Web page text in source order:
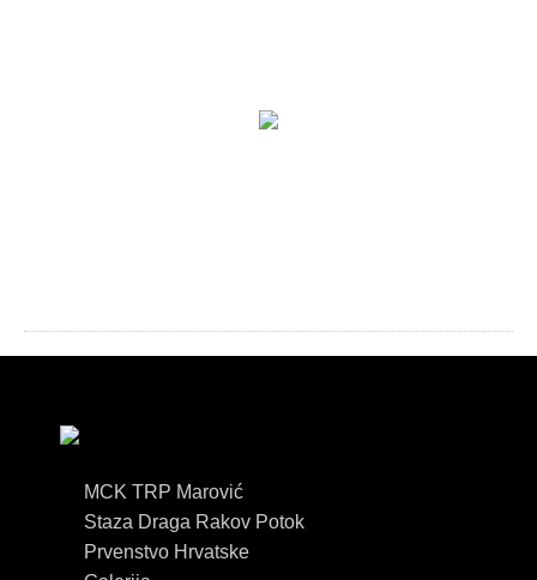
MCK TRP Marović
Staza Draga Rakov Potok
Prvenstvo Hrvatske